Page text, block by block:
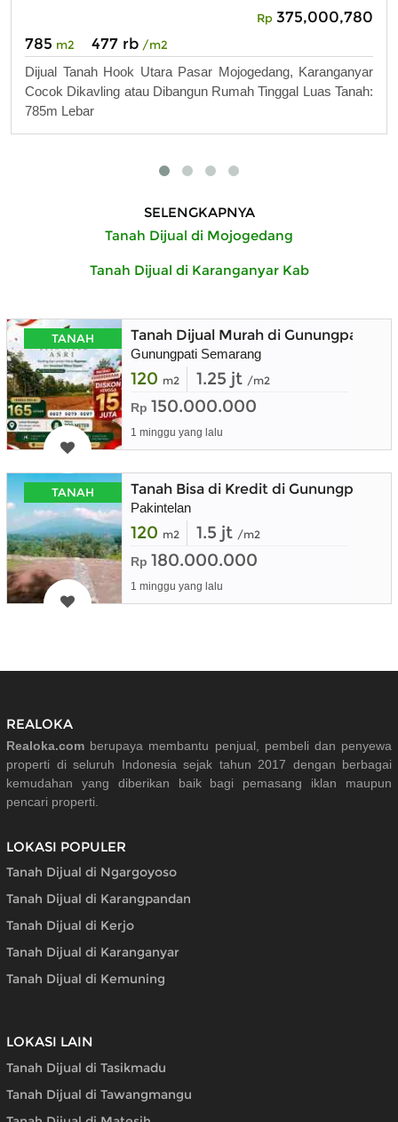
Rp 375,000,780
785 m2 477 rb /m2
Dijual Tanah Hook Utara Pasar Mojogedang, Karanganyar
Cocok Dikavling atau Dibangun Rumah Tinggal Luas Tanah:
785m Lebar
SELENGKAPNYA
Tanah Dijual di Mojogedang
Tanah Dijual di Karanganyar Kab
TANAH Tanah Dijual Murah di Gunungpati
Gunungpati Semarang
120 m2 1.25 jt /m2
Rp 150.000.000
1 minggu yang lalu
TANAH Tanah Bisa di Kredit di Gunungpati
Pakintelan
120 m2 1.5 jt /m2
Rp 180.000.000
1 minggu yang lalu
REALOKA
Realoka.com berupaya membantu penjual, pembeli dan penyewa
properti di seluruh Indonesia sejak tahun 2017 dengan berbagai
kemudahan yang diberikan baik bagi pemasang iklan maupun
pencari properti.
LOKASI POPULER
Tanah Dijual di Ngargoyoso
Tanah Dijual di Karangpandan
Tanah Dijual di Kerjo
Tanah Dijual di Karanganyar
Tanah Dijual di Kemuning
LOKASI LAIN
Tanah Dijual di Tasikmadu
Tanah Dijual di Tawangmangu